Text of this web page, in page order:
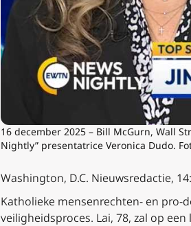
16 december 2025 – Bill McGurn, Wall
Nightly” presentatrice Veronica Dudo.
Washington, D.C. Nieuwsredactie,
Katholieke mensenrechten- en pro-
veiligheidsproces. Lai, 78, zal op